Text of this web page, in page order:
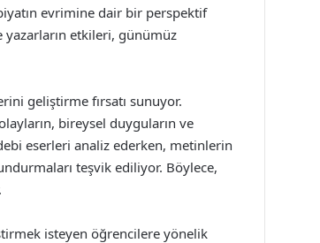
evrimine dair bir perspektif
yazarların etkileri, günümüz
geliştirme fırsatı sunuyor.
bireysel duyguların ve
eserleri analiz ederken, metinlerin
teşvik ediliyor. Böylece,
isteyen öğrencilere yönelik